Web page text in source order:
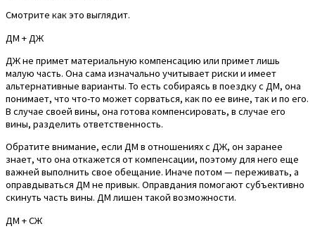
Смотрите как это выглядит.
ДМ + ДЖ
ДЖ не примет материальную компенсацию или примет лишь
малую часть. Она сама изначально учитывает риски и имеет
альтернативные варианты. То есть собираясь в поездку с ДМ, она
понимает, что что-то может сорваться, как по ее вине, так и по его.
В случае своей вины, она готова компенсировать, в случае его
вины, разделить ответственность.
Обратите внимание, если ДМ в отношениях с ДЖ, он заранее
знает, что она откажется от компенсации, поэтому для него еще
важней выполнить свое обещание. Иначе потом — переживать, а
оправдываться ДМ не привык. Оправдания помогают субъективно
скинуть часть вины. ДМ лишен такой возможности.
ДМ + СЖ